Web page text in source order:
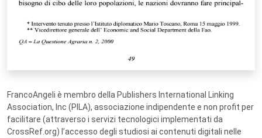
FrancoAngeli è membro della Publishers International Linking
Association, Inc (PILA), associazione indipendente e non profit per
facilitare (attraverso i servizi tecnologici implementati da
CrossRef.org) l’accesso degli studiosi ai contenuti digitali nelle